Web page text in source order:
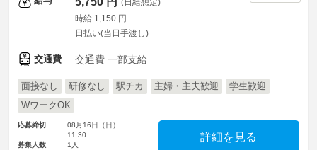
(日給想定)
時給 1,150 円
日払い(当日手渡し)
交通費 交通費 一部支給
面接なし 研修なし 駅チカ 主婦・主夫歓迎
学生歓迎
WワークOK
応募締切
08月16日（日）
11:30
募集人数
1人
詳細を見る